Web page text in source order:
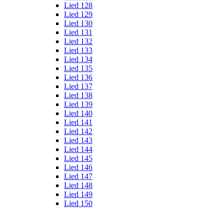
Lied 128
Lied 129
Lied 130
Lied 131
Lied 132
Lied 133
Lied 134
Lied 135
Lied 136
Lied 137
Lied 138
Lied 139
Lied 140
Lied 141
Lied 142
Lied 143
Lied 144
Lied 145
Lied 146
Lied 147
Lied 148
Lied 149
Lied 150